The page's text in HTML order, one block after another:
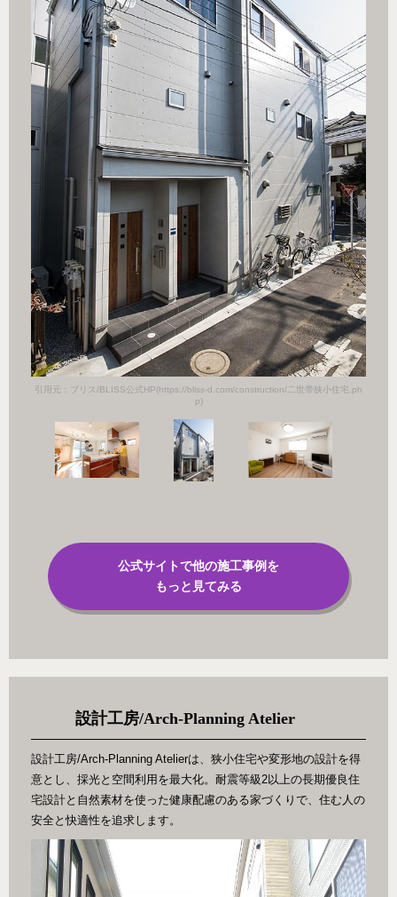
引用元：ブリス/BLISS公式HP(https://bliss-d.com/construction/二世帯狭小住宅.ph
p)
公式サイトで他の施工事例を
もっと見てみる
設計工房/Arch-Planning Atelier
設計工房/Arch-Planning Atelierは、狭小住宅や変形地の設計を得
意とし、採光と空間利用を最大化。耐震等級2以上の長期優良住
宅設計と自然素材を使った健康配慮のある家づくりで、住む人の
安全と快適性を追求します。